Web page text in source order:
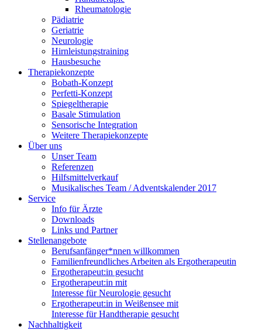
Rheumatologie
Pädiatrie
Geriatrie
Neurologie
Hirnleistungstraining
Hausbesuche
Therapiekonzepte
Bobath-Konzept
Perfetti-Konzept
Spiegeltherapie
Basale Stimulation
Sensorische Integration
Weitere Therapiekonzepte
Über uns
Unser Team
Referenzen
Hilfsmittelverkauf
Musikalisches Team / Adventskalender 2017
Service
Info für Ärzte
Downloads
Links und Partner
Stellenangebote
Berufsanfänger*nnen willkommen
Familienfreundliches Arbeiten als Ergotherapeutin
Ergotherapeut:in gesucht
Ergotherapeut:in mit
Interesse für Neurologie gesucht
Ergotherapeut:in in Weißensee mit
Interesse für Handtherapie gesucht
Nachhaltigkeit